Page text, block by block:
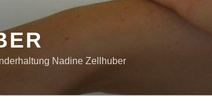
Nadine Zellhuber